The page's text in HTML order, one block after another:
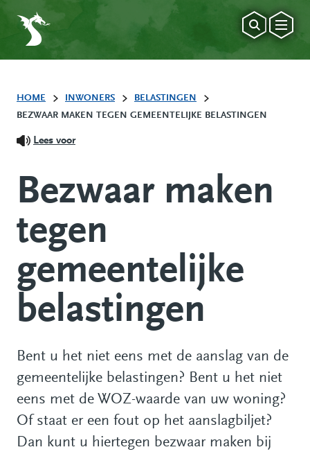
HOME INWONERS
BELASTINGEN
BEZWAAR MAKEN TEGEN GEMEENTELIJKE BELASTINGEN
Lees voor
Bezwaar maken
tegen
gemeentelijke
belastingen
Bent u het niet eens met de aanslag van de
gemeentelijke belastingen? Bent u het niet
eens met de WOZ-waarde van uw woning?
Of staat er een fout op het aanslagbiljet?
Dan kunt u hiertegen bezwaar maken bij